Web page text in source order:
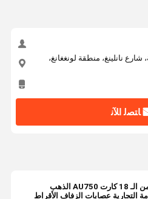
شارع نانلينغ، منطقة لونغغانغ،
ﺎﺘﺼﻟ ﺍﻶﻧ
الذهب الحقيقي من الـ 18 كارت AU750 الذهب
التجارية عصابات الزفاف الأقراط